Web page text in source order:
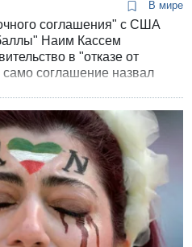
В мире
соглашения" с США
Наим Кассем
в "отказе от
соглашение назвал